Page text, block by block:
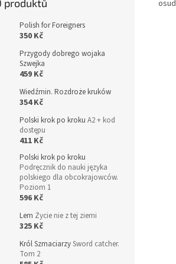
produktů
Polish for Foreigners
350 Kč
Przygody dobrego wojaka
Szwejka
459 Kč
Wiedźmin. Rozdroże kruków
354 Kč
Polski krok po kroku A2 + kod
dostępu
411 Kč
Polski krok po kroku
Podręcznik do nauki języka
polskiego dla obcokrajowców.
Poziom 1
596 Kč
Lem Życie nie z tej ziemi
325 Kč
Król SzmaciarzySword catcher.
Tom 2